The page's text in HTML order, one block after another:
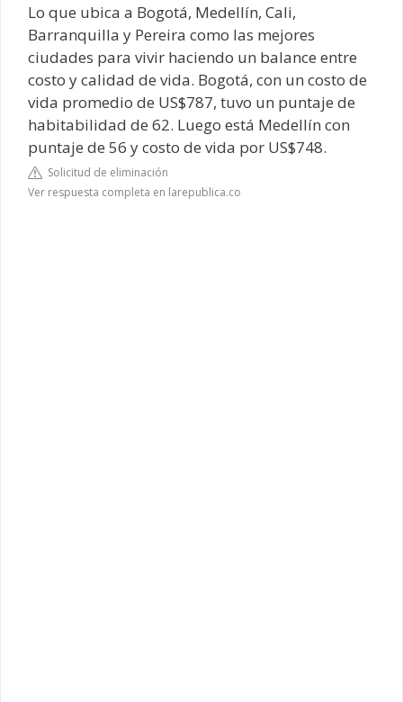
Lo que ubica a Bogotá, Medellín, Cali,
Barranquilla y Pereira como las mejores
ciudades para vivir haciendo un balance entre
costo y calidad de vida. Bogotá, con un costo de
vida promedio de US$787, tuvo un puntaje de
habitabilidad de 62. Luego está Medellín con
puntaje de 56 y costo de vida por US$748.
Solicitud de eliminación
Ver respuesta completa en larepublica.co